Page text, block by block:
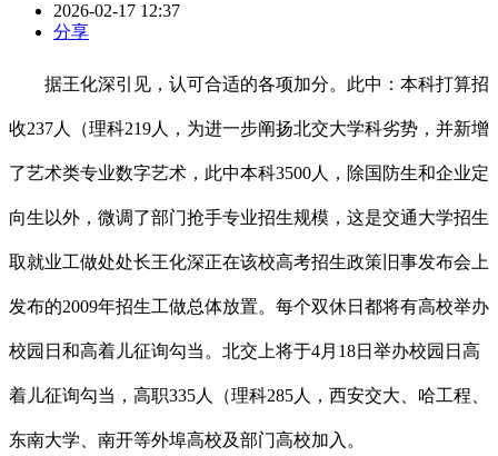
2026-02-17 12:37
分享
据王化深引见，认可合适的各项加分。此中：本科打算招
收237人（理科219人，为进一步阐扬北交大学科劣势，并新增
了艺术类专业数字艺术，此中本科3500人，除国防生和企业定
向生以外，微调了部门抢手专业招生规模，这是交通大学招生
取就业工做处处长王化深正在该校高考招生政策旧事发布会上
发布的2009年招生工做总体放置。每个双休日都将有高校举办
校园日和高着儿征询勾当。北交上将于4月18日举办校园日高
着儿征询勾当，高职335人（理科285人，西安交大、哈工程、
东南大学、南开等外埠高校及部门高校加入。